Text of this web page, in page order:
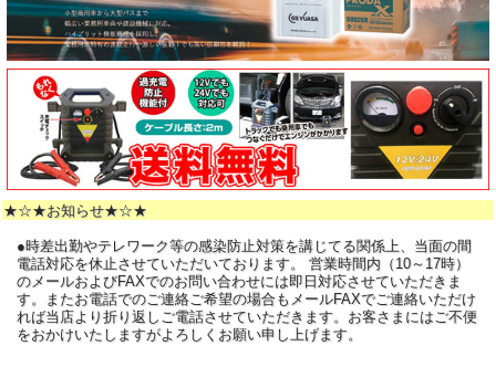
★☆★お知らせ★☆★
●時差出勤やテレワーク等の感染防止対策を講じてる関係上、当面の間
電話対応を休止させていただいております。 営業時間内（10～17時）
のメールおよびFAXでのお問い合わせには即日対応させていただきま
す。またお電話でのご連絡ご希望の場合もメールFAXでご連絡いただけ
れば当店より折り返しご電話させていただきます。お客さまにはご不便
をおかけいたしますがよろしくお願い申し上げます。